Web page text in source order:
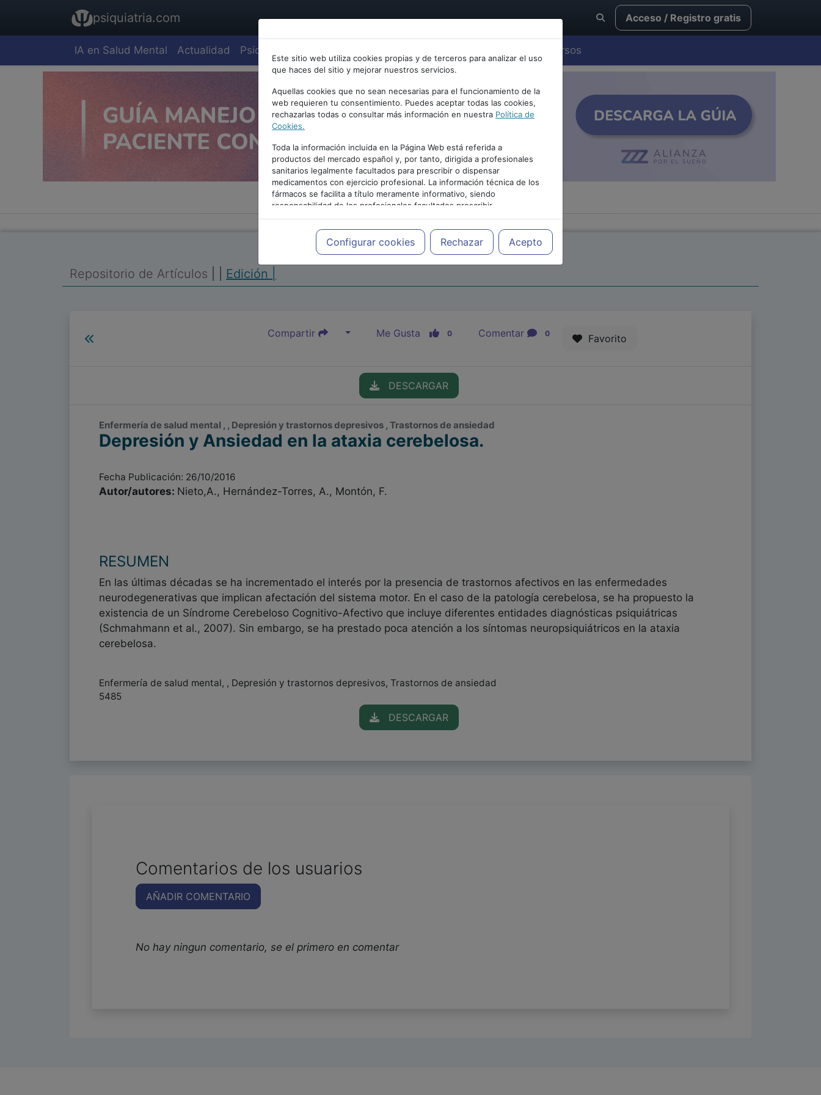
psiquiatria.com Acceso / Registro gratis
IA en Salud Mental Actualidad Psiquiatría Cursos
Este sitio web utiliza cookies propias y de terceros para analizar el uso
que haces del sitio y mejorar nuestros servicios.
Aquellas cookies que no sean necesarias para el funcionamiento de la
web requieren tu consentimiento. Puedes aceptar todas las cookies,
rechazarlas todas o consultar más información en nuestra Política de
Cookies.
Toda la información incluida en la Página Web está referida a
productos del mercado español y, por tanto, dirigida a profesionales
sanitarios legalmente facultados para prescribir o dispensar
medicamentos con ejercicio profesional. La información técnica de los
fármacos se facilita a título meramente informativo, siendo
responsabilidad de los profesionales facultados prescribir
medicamentos y decidir, en cada caso concreto, el tratamiento más
adecuado a las necesidades del paciente.
Configurar cookies Rechazar Acepto
PUBLICIDAD
Repositorio de Artículos Edición |
Compartir Me Gusta 0 Comentar 0 Favorito
DESCARGAR
Enfermería de salud mental , , Depresión y trastornos depresivos , Trastornos de ansiedad
Depresión y Ansiedad en la ataxia cerebelosa.
Fecha Publicación: 26/10/2016
Autor/autores: Nieto,A., Hernández-Torres, A., Montón, F.
RESUMEN
En las últimas décadas se ha incrementado el interés por la presencia de trastornos afectivos en las enfermedades
neurodegenerativas que implican afectación del sistema motor. En el caso de la patología cerebelosa, se ha propuesto la
existencia de un Síndrome Cerebeloso Cognitivo-Afectivo que incluye diferentes entidades diagnósticas psiquiátricas
(Schmahmann et al., 2007). Sin embargo, se ha prestado poca atención a los síntomas neuropsiquiátricos en la ataxia
cerebelosa.
Enfermería de salud mental, , Depresión y trastornos depresivos, Trastornos de ansiedad
5485
DESCARGAR
Comentarios de los usuarios
AÑADIR COMENTARIO
No hay ningun comentario, se el primero en comentar